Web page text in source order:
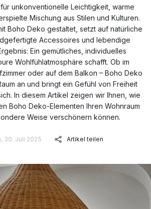
unkonventionelle Leichtigkeit, warme
Mischung aus Stilen und Kulturen.
Boho Deko gestaltet, setzt auf natürliche
Accessoires und lebendige
Ein gemütliches, individuelles
Wohlfühlatmosphäre schafft. Ob im
oder auf dem Balkon – Boho Deko
an und bringt ein Gefühl von Freiheit
In diesem Artikel zeigen wir Ihnen, wie
Boho Deko-Elementen Ihren Wohnraum
Weise verschönern können.
30. Juli 2025 Artikel teilen